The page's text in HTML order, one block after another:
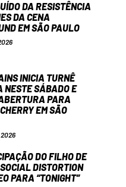
DA RESISTÊNCIA
DA CENA
EM SÃO PAULO
INICIA TURNÊ
NESTE SÁBADO E
PARA
EM SÃO
2026
DO FILHO DE
DISTORTION
PARA “TONIGHT”